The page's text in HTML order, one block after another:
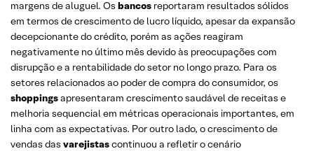
margens de aluguel. Os bancos reportaram resultados sólidos
em termos de crescimento de lucro líquido, apesar da expansão
decepcionante do crédito, porém as ações reagiram
negativamente no último mês devido às preocupações com
disrupção e a rentabilidade do setor no longo prazo. Para os
setores relacionados ao poder de compra do consumidor, os
shoppingsapresentaram crescimento saudável de receitas e
melhoria sequencial em métricas operacionais importantes, em
linha com as expectativas. Por outro lado, o crescimento de
vendas das varejistascontinuou a refletir o cenário